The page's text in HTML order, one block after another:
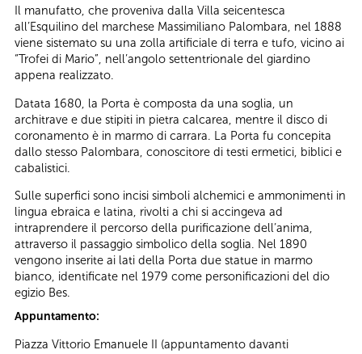
Il manufatto, che proveniva dalla Villa seicentesca
all’Esquilino del marchese Massimiliano Palombara, nel 1888
viene sistemato su una zolla artificiale di terra e tufo, vicino ai
“Trofei di Mario”, nell’angolo settentrionale del giardino
appena realizzato.
Datata 1680, la Porta è composta da una soglia, un
architrave e due stipiti in pietra calcarea, mentre il disco di
coronamento è in marmo di carrara. La Porta fu concepita
dallo stesso Palombara, conoscitore di testi ermetici, biblici e
cabalistici.
Sulle superfici sono incisi simboli alchemici e ammonimenti in
lingua ebraica e latina, rivolti a chi si accingeva ad
intraprendere il percorso della purificazione dell’anima,
attraverso il passaggio simbolico della soglia. Nel 1890
vengono inserite ai lati della Porta due statue in marmo
bianco, identificate nel 1979 come personificazioni del dio
egizio Bes.
Appuntamento:
Piazza Vittorio Emanuele II (appuntamento davanti